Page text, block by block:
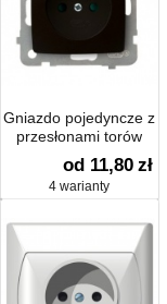
Gniazdo pojedyncze z
przesłonami torów
od 11,80 zł
4 warianty